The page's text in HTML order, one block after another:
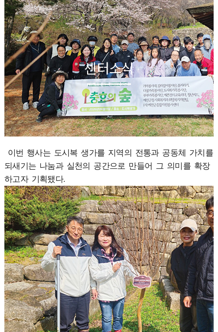
센터소식
이번 행사는 도시복 생가를 지역의 전통과 공동체 가치를
되새기는 나눔과 실천의 공간으로 만들어 그 의미를 확장
하고자 기획됐다.